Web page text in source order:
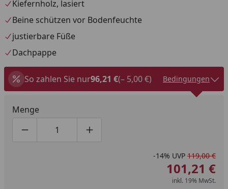
Kiefernholz, lasiert
Beine schützen vor Bodenfeuchte
justierbare Füße
Dachpappe
So zahlen Sie nur96,21 €(– 5,00 €) Bedingungen
Menge
Produktmenge um eins verringern
Produktmenge manuell eingeben
Produktmenge um eins erhöhen
-14% UVP 119,00 €
101,21 €
inkl. 19% MwSt.